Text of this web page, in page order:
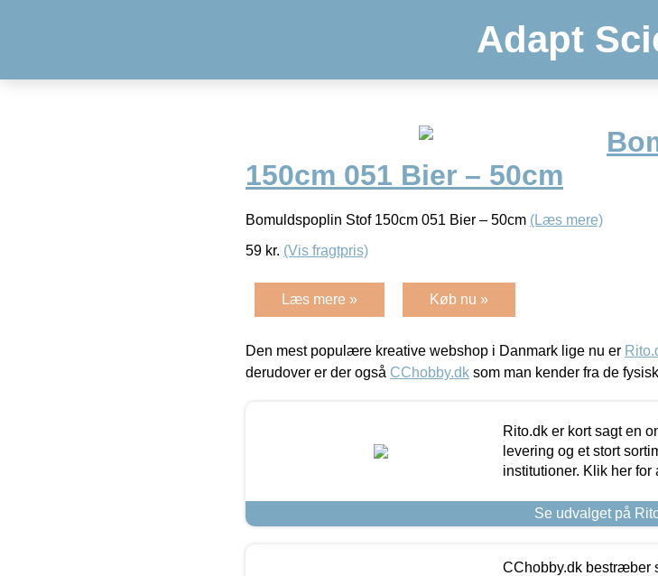
Adapt
150cm 051 Bier – 50cm
Bomuldspoplin Stof 150cm 051 Bier – 50cm (Læs mere)
59 kr. (Vis fragtpris)
Læs mere » Køb nu »
Den mest populære kreative webshop i Danmark lige nu er
derudover er der også CChobby.dk som man kender fra de
Rito.dk er kort sagt en
levering og et stort
institutioner. Klik her for
Se udvalget på
CChobby.dk bestræber